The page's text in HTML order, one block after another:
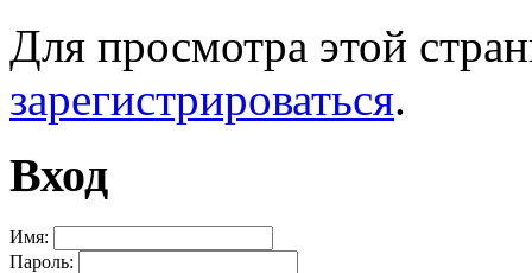
Для просмотра этой
зарегистрироваться.
Вход
Имя:
Пароль: